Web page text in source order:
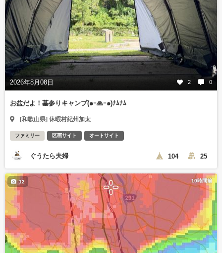
2026年8月08日 2 0
お盆だよ！墓参りキャンプ(๑ｰ🙏ｰ๑)ﾅﾑﾅﾑ
[和歌山県] 休暇村紀州加太
ファミリー 区画サイト オートサイト
ぐうたら夫婦 104 25
10時間前
12